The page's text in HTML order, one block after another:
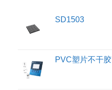
SD1503
PVC塑片不干胶